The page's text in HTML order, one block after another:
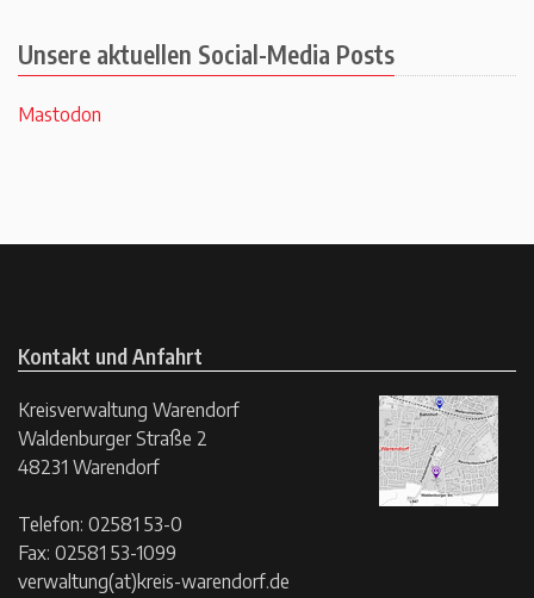
Unsere aktuellen Social-Media Posts
Mastodon
Kontakt und Anfahrt
Kreisverwaltung Warendorf
Waldenburger Straße 2
48231 Warendorf
Telefon: 02581 53-0
Fax: 02581 53-1099
verwaltung(at)kreis-warendorf.de